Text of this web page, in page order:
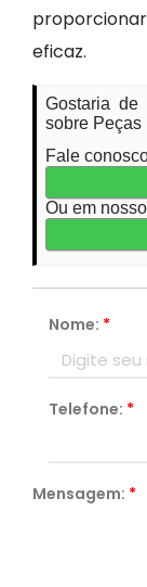
eficaz.
Gostaria de
sobre Peças
Fale
Ou em
Nome: *
Telefone: *
Mensagem: *